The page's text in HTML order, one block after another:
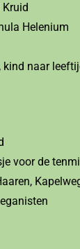
Kruid
Helenium
naar
voor de